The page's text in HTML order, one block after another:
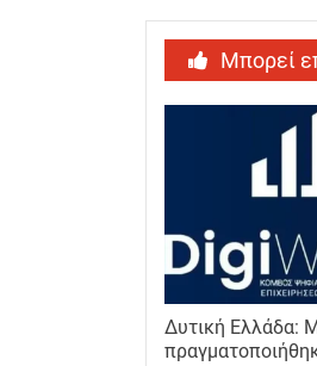
Μπορεί
Δυτική Ελλάδα: